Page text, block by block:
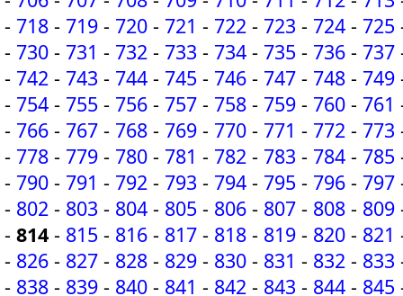
- 718 - 719 - 720 - 721 - 722 - 723 - 724 - 725
- 730 - 731 - 732 - 733 - 734 - 735 - 736 - 737
- 742 - 743 - 744 - 745 - 746 - 747 - 748 - 749
- 754 - 755 - 756 - 757 - 758 - 759 - 760 - 761
- 766 - 767 - 768 - 769 - 770 - 771 - 772 - 773
- 778 - 779 - 780 - 781 - 782 - 783 - 784 - 785
- 790 - 791 - 792 - 793 - 794 - 795 - 796 - 797
- 802 - 803 - 804 - 805 - 806 - 807 - 808 - 809
- 814 - 815 - 816 - 817 - 818 - 819 - 820 - 821
- 826 - 827 - 828 - 829 - 830 - 831 - 832 - 833
- 838 - 839 - 840 - 841 - 842 - 843 - 844 - 845